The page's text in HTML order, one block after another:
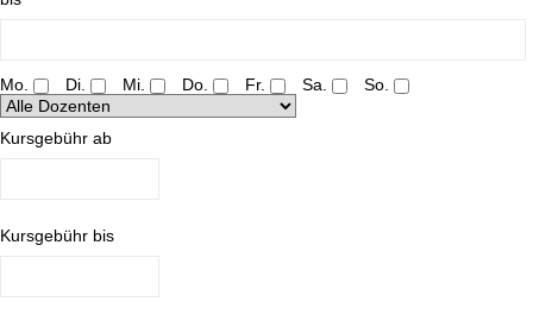
Mo. Di. Mi. Do. Fr. Sa. So.
Kursgebühr ab
Kursgebühr bis